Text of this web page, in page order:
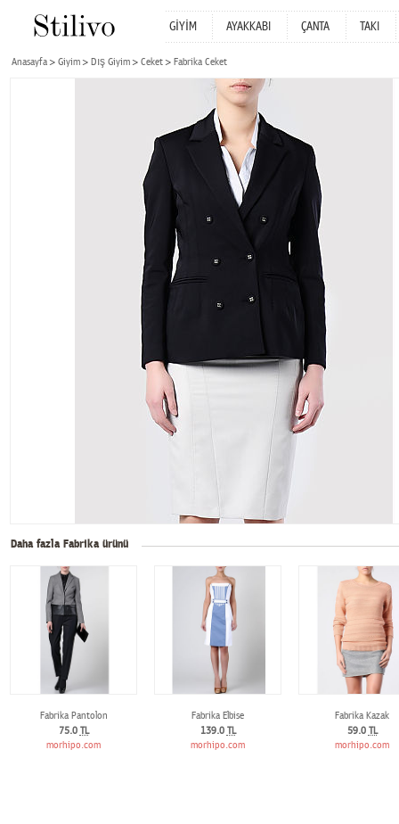
GİYİM AYAKKABI ÇANTA TAKI
Anasayfa Giyim Dış Giyim Ceket Fabrika Ceket
Daha fazla Fabrika ürünü
Fabrika Pantolon
75.0 TL
morhipo.com
Fabrika Elbise
139.0 TL
morhipo.com
Fabrika Kazak
59.0 TL
morhipo.com